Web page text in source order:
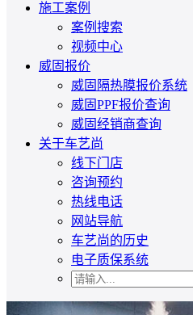
施工案例
案例搜索
视频中心
威固报价
威固隔热膜报价系统
威固PPF报价查询
威固经销商查询
关于车艺尚
线下门店
咨询预约
热线电话
网站导航
车艺尚的历史
电子质保系统